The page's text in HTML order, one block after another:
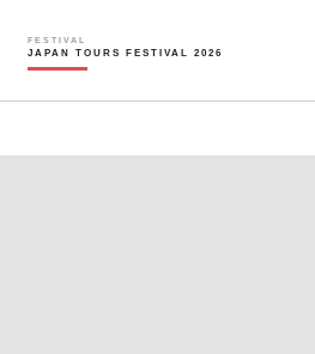
FESTIVAL
JAPAN TOURS FESTIVAL 2026